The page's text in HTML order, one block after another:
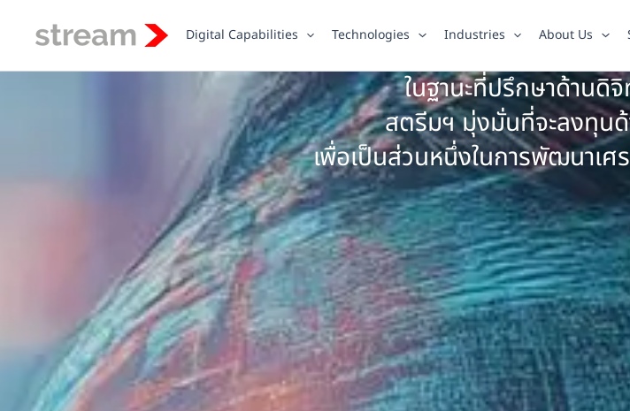
Digital Capabilities Technologies Industries About Us
ในฐานะที่ปรึกษาด้านดิ
สตรีมฯ มุ่งมั่นที่จะลงทุนด้
เพื่อเป็นส่วนหนึ่งในการพัฒนาเ